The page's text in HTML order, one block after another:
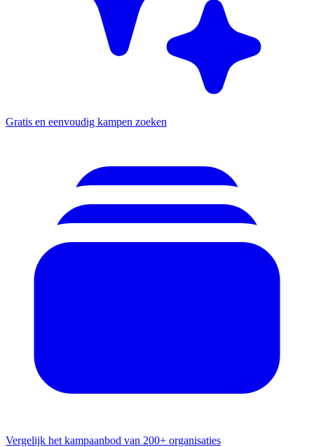
Gratis en eenvoudig kampen zoeken
Vergelijk het kampaanbod van 200+ organisaties